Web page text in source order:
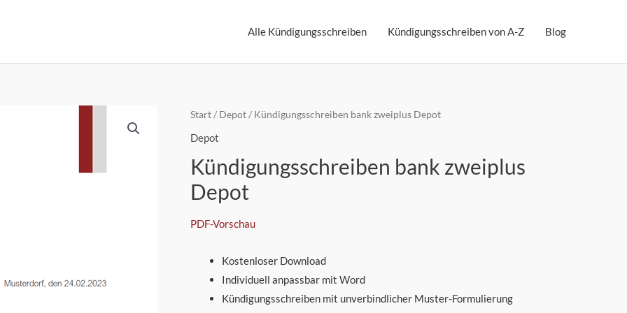
Alle Kündigungsschreiben Kündigungsschreiben von A-Z Blog
Start/ Depot/ Kündigungsschreiben bank zweiplus Depot
Depot
Kündigungsschreiben bank zweiplus
Depot
PDF-Vorschau
Kostenloser Download
Individuell anpassbar mit Word
Kündigungsschreiben mit unverbindlicher Muster-Formulierung